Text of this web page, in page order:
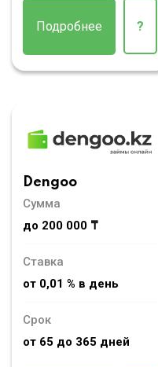
Подробнее ?
Dengoo
Сумма
до 200 000 ₸
Ставка
от 0,01 % в день
Срок
от 65 до 365 дней